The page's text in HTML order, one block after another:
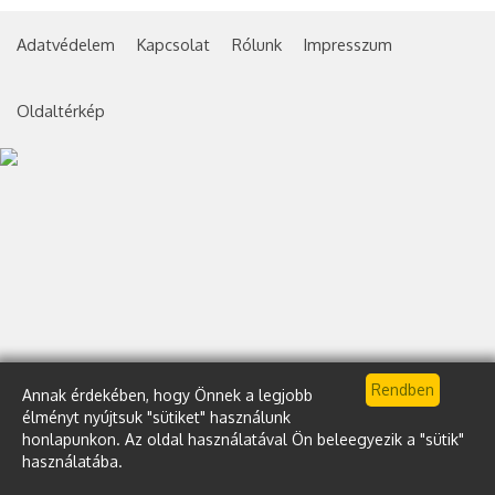
Annak érdekében, hogy Önnek a legjobb
élményt nyújtsuk "sütiket" használunk
honlapunkon. Az oldal használatával Ön beleegyezik a "sütik"
használatába.
Adatvédelem Kapcsolat Rólunk Impresszum
Oldaltérkép